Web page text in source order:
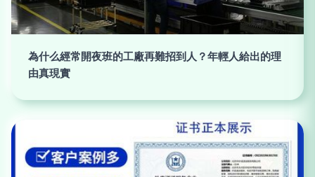
為什么經常開夜班的工廠再難招到人？年輕人給出的理
由真現實